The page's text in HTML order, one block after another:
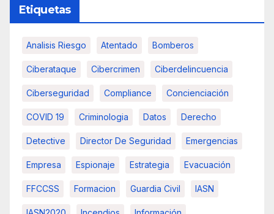
Etiquetas
Analisis Riesgo Atentado Bomberos
Ciberataque Cibercrimen Ciberdelincuencia
Ciberseguridad Compliance Concienciación
COVID 19 Criminologia Datos Derecho
Detective Director De Seguridad Emergencias
Empresa Espionaje Estrategia Evacuación
FFCCSS Formacion Guardia Civil IASN